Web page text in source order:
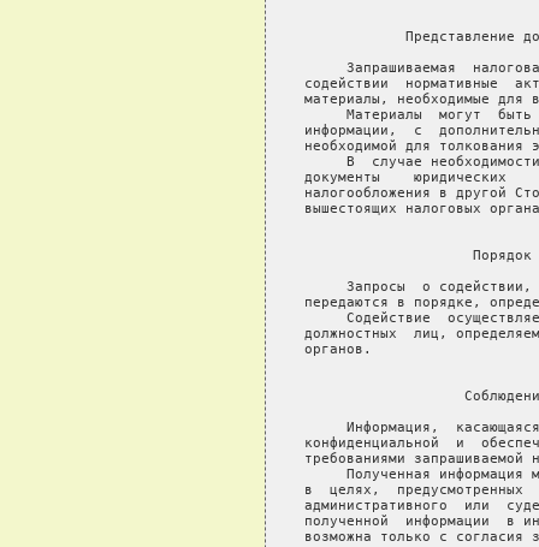
Представление
Запрашиваемая
содействии  нормативные
материалы, необходимые для
Материалы  могут
информации,  с
необходимой для толкования
В  случае
документы    юридических
налогообложения в другой
вышестоящих налоговых
Порядок
Запросы  о
передаются в порядке,
Содействие
должностных  лиц,
органов.
Информация,
конфиденциальной  и
требованиями запрашиваемой
Полученная информация
в  целях,  предусмотренных
административного  или
полученной  информации  в
возможна только с согласия